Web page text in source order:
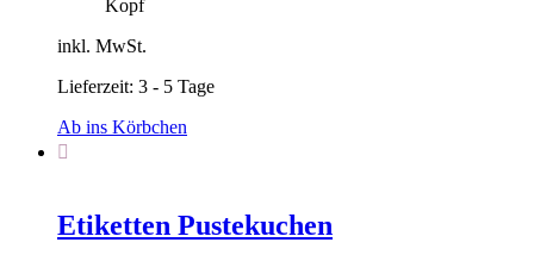
Kopf
inkl. MwSt.
Lieferzeit: 3 - 5 Tage
Ab ins Körbchen
Etiketten Pustekuchen